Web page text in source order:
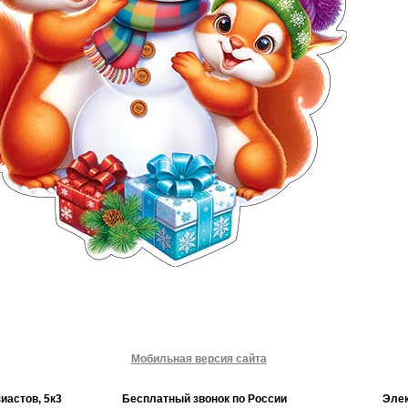
Мобильная версия сайта
5к3 Бесплатный звонок по России